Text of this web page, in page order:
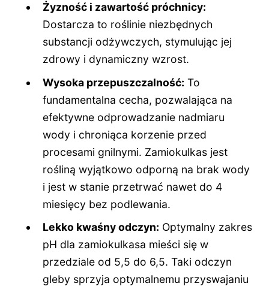
Żyzność i zawartość próchnicy:
Dostarcza to roślinie niezbędnych
substancji odżywczych, stymulując jej
zdrowy i dynamiczny wzrost.
Wysoka przepuszczalność: To
fundamentalna cecha, pozwalająca na
efektywne odprowadzanie nadmiaru
wody i chroniąca korzenie przed
procesami gnilnymi. Zamiokulkas jest
rośliną wyjątkowo odporną na brak wody
i jest w stanie przetrwać nawet do 4
miesięcy bez podlewania.
Lekko kwaśny odczyn: Optymalny zakres
pH dla zamiokulkasa mieści się w
przedziale od 5,5 do 6,5. Taki odczyn
gleby sprzyja optymalnemu przyswajaniu